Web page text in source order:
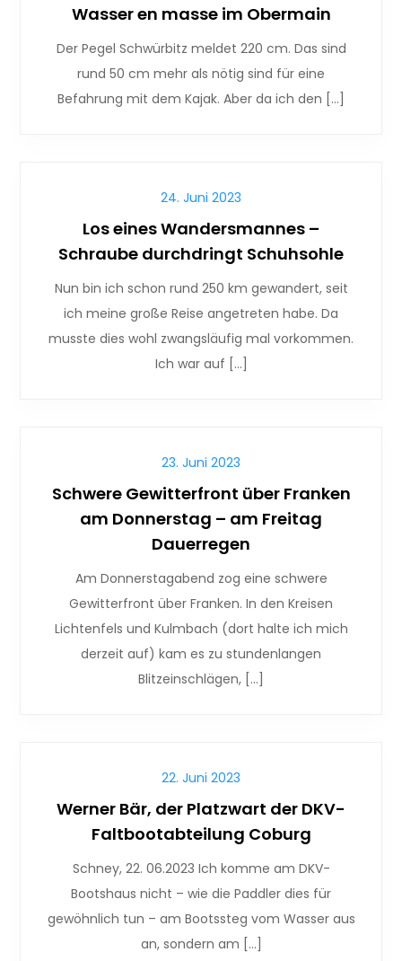
Wasser en masse im Obermain
Der Pegel Schwürbitz meldet 220 cm. Das sind
rund 50 cm mehr als nötig sind für eine
Befahrung mit dem Kajak. Aber da ich den […]
24. Juni 2023
Los eines Wandersmannes –
Schraube durchdringt Schuhsohle
Nun bin ich schon rund 250 km gewandert, seit
ich meine große Reise angetreten habe. Da
musste dies wohl zwangsläufig mal vorkommen.
Ich war auf […]
23. Juni 2023
Schwere Gewitterfront über Franken
am Donnerstag – am Freitag
Dauerregen
Am Donnerstagabend zog eine schwere
Gewitterfront über Franken. In den Kreisen
Lichtenfels und Kulmbach (dort halte ich mich
derzeit auf) kam es zu stundenlangen
Blitzeinschlägen, […]
22. Juni 2023
Werner Bär, der Platzwart der DKV-
Faltbootabteilung Coburg
Schney, 22. 06.2023 Ich komme am DKV-
Bootshaus nicht – wie die Paddler dies für
gewöhnlich tun – am Bootssteg vom Wasser aus
an, sondern am […]